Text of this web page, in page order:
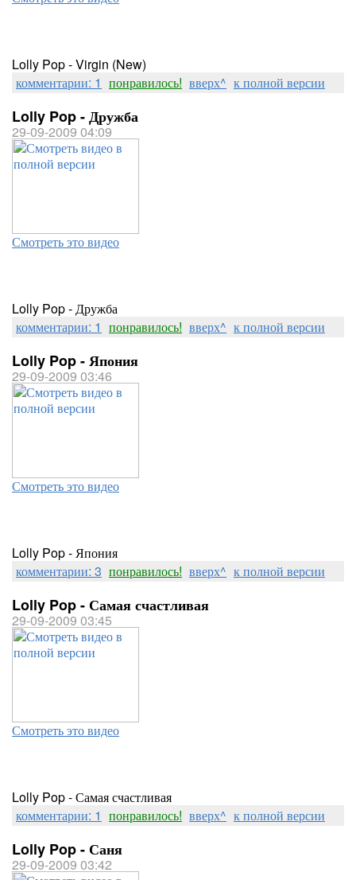
Lolly Pop - Virgin (New)
комментарии: 1 понравилось! вверх^ к полной версии
Lolly Pop - Дружба
29-09-2009 04:09
Смотреть это видео
Lolly Pop - Дружба
комментарии: 1 понравилось! вверх^ к полной версии
Lolly Pop - Япония
29-09-2009 03:46
Смотреть это видео
Lolly Pop - Япония
комментарии: 3 понравилось! вверх^ к полной версии
Lolly Pop - Самая счастливая
29-09-2009 03:45
Смотреть это видео
Lolly Pop - Самая счастливая
комментарии: 1 понравилось! вверх^ к полной версии
Lolly Pop - Саня
29-09-2009 03:42